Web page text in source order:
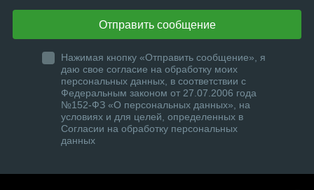
Отправить сообщение
Нажимая кнопку «Отправить сообщение», я
даю свое согласие на обработку моих
персональных данных, в соответствии с
Федеральным законом от 27.07.2006 года
№152-ФЗ «О персональных данных», на
условиях и для целей, определенных в
Согласии на обработку персональных
данных